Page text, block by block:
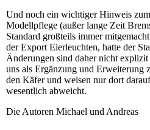
Und noch ein wichtiger Hinweis
Modellpflege (außer lange Zeit
Standard großteils immer
der Export Eierleuchten, hatte der
Änderungen sind daher nicht
uns als Ergänzung und Erweiterung
den Käfer und weisen nur dort
wesentlich abweicht.
Die Autoren Michael und Andreas